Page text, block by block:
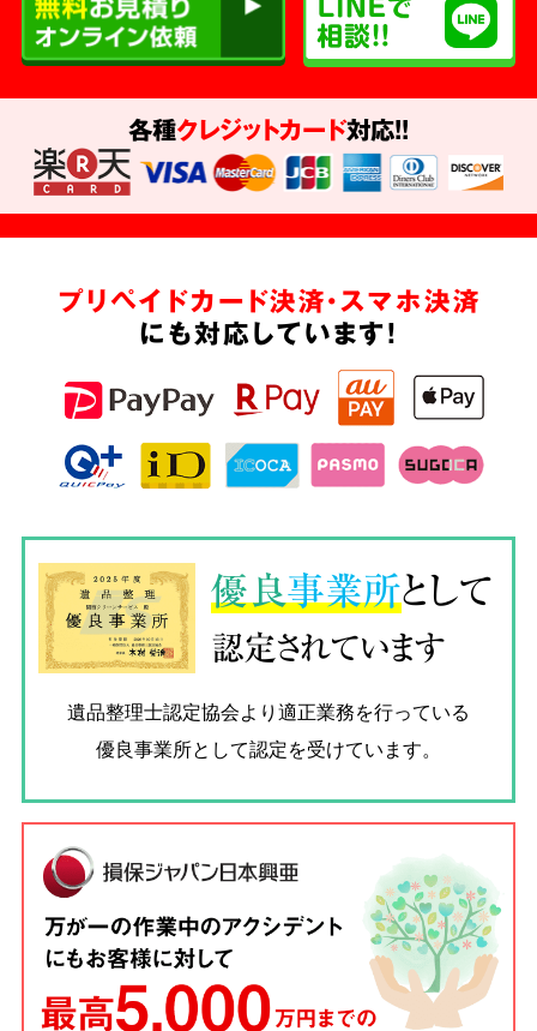
各種クレジットカード対応!!
プリペイドカード決済・スマホ決済
にも対応しています!
優良事業所として
認定されています
遺品整理士認定協会より適正業務を行っている
優良事業所として認定を受けています。